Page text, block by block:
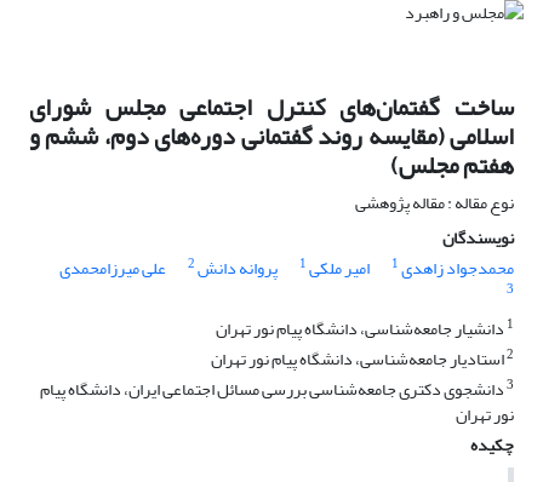
ساخت گفتمان‌های کنترل اجتماعی مجلس شورای
اسلامی (مقایسه روند گفتمانی دوره‌های دوم، ششم و
هفتم مجلس)
نوع مقاله : مقاله پژوهشی
نویسندگان
محمدجواد زاهدی1 امیر ملکی1 پروانه دانش2 علی میرزامحمدی
3
1 دانشیار جامعه‌شناسی، دانشگاه پیام نور تهران
2استادیار جامعه‌شناسی، دانشگاه پیام نور تهران
3دانشجوی دکتری جامعه‌شناسی بررسی مسائل اجتماعی ایران، دانشگاه پیام
نور تهران
چکیده